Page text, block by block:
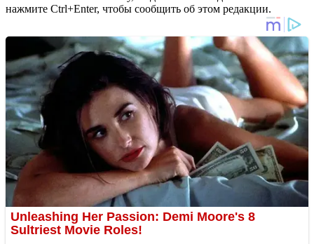
нажмите Ctrl+Enter, чтобы сообщить об этом редакции.